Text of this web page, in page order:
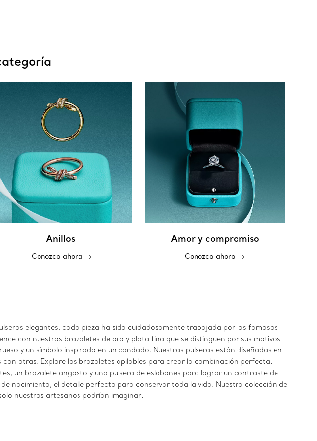
Anillos
Conozca ahora
Amor y compromiso
Conozca ahora
elegantes, cada pieza ha sido cuidadosamente trabajada por los famosos
con nuestros brazaletes de oro y plata fina que se distinguen por sus motivos
y un símbolo inspirado en un candado. Nuestras pulseras están diseñadas en
otras. Explore los brazaletes apilables para crear la combinación perfecta.
un brazalete angosto y una pulsera de eslabones para lograr un contraste de
nacimiento, el detalle perfecto para conservar toda la vida. Nuestra colección de
nuestros artesanos podrían imaginar.